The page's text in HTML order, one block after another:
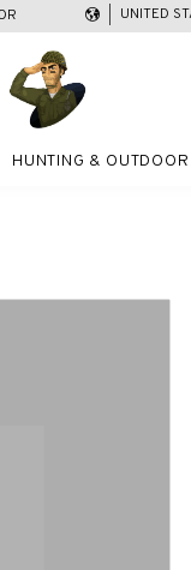
UNITED
HUNTING & OUTDOOR